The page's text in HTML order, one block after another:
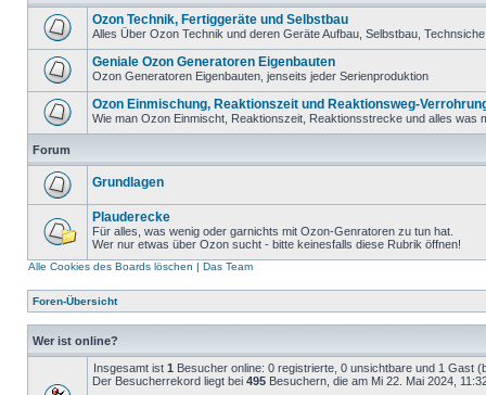
Ozon Technik, Fertiggeräte und Selbstbau
Alles Über Ozon Technik und deren Geräte Aufbau, Selbstbau,
Geniale Ozon Generatoren Eigenbauten
Ozon Generatoren Eigenbauten, jenseits jeder Serienproduktion
Ozon Einmischung, Reaktionszeit und Reaktionsweg-
Wie man Ozon Einmischt, Reaktionszeit, Reaktionsstrecke und alles was
Forum
Grundlagen
Plauderecke
Für alles, was wenig oder garnichts mit Ozon-Genratoren zu tun hat.
Wer nur etwas über Ozon sucht - bitte keinesfalls diese Rubrik öffnen!
Alle Cookies des Boards löschen | Das Team
Foren-Übersicht
Wer ist online?
Insgesamt ist 1 Besucher online: 0 registrierte, 0 unsichtbare und 1 Gast
Der Besucherrekord liegt bei 495 Besuchern, die am Mi 22. Mai 2024,